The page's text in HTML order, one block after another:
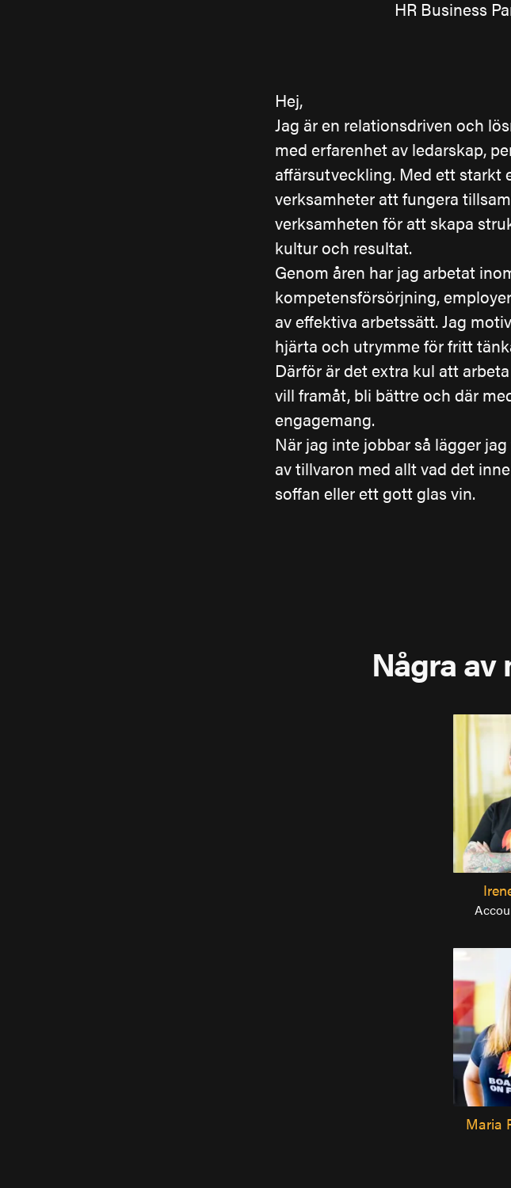
HR Business
Hej,
Jag är en relationsdriven och
med erfarenhet av ledarskap,
affärsutveckling. Med ett starkt
verksamheter att fungera
verksamheten för att skapa
kultur och resultat.
Genom åren har jag arbetat
kompetensförsörjning,
av effektiva arbetssätt. Jag
hjärta och utrymme för fritt
Därför är det extra kul att
vill framåt, bli bättre och där
engagemang.
När jag inte jobbar så lägger
av tillvaron med allt vad det
soffan eller ett gott glas vin.
Några
Maria